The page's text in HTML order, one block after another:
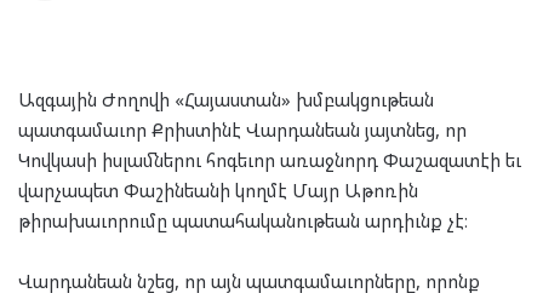
Ազգային Ժողովի «Հայաստան» խմբակցութեան
պատգամաւոր Քրիստինէ Վարդանեան յայտնեց, որ
Կովկասի իսլամներու հոգեւոր առաջնորդ Փաշազատէի եւ
վարչապետ Փաշինեանի կողմէ Մայր Աթոռին
թիրախաւորումը պատահականութեան արդիւնք չէ։
Վարդանեան նշեց, որ այն պատգամաւորները, որոնք